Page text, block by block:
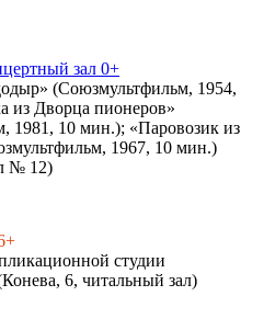
зал 0+
(Союзмультфильм, 1954,
из Дворца пионеров»
1981, 10 мин.); «Паровозик из
1967, 10 мин.)
№ 12)
студии
6, читальный зал)